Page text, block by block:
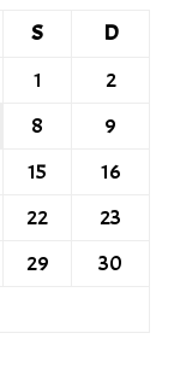
S
D
1
2
8
9
15
16
22
23
29
30